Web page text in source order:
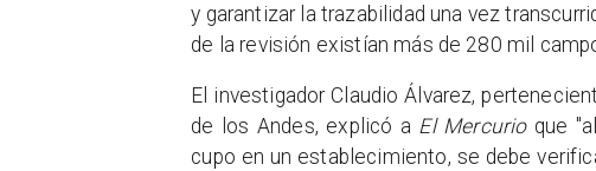
y garantizar la trazabilidad una vez
de la revisión existían más de 280 mil
El investigador Claudio Álvarez,
de los Andes, explicó a El Mercurioque
cupo en un establecimiento, se debe